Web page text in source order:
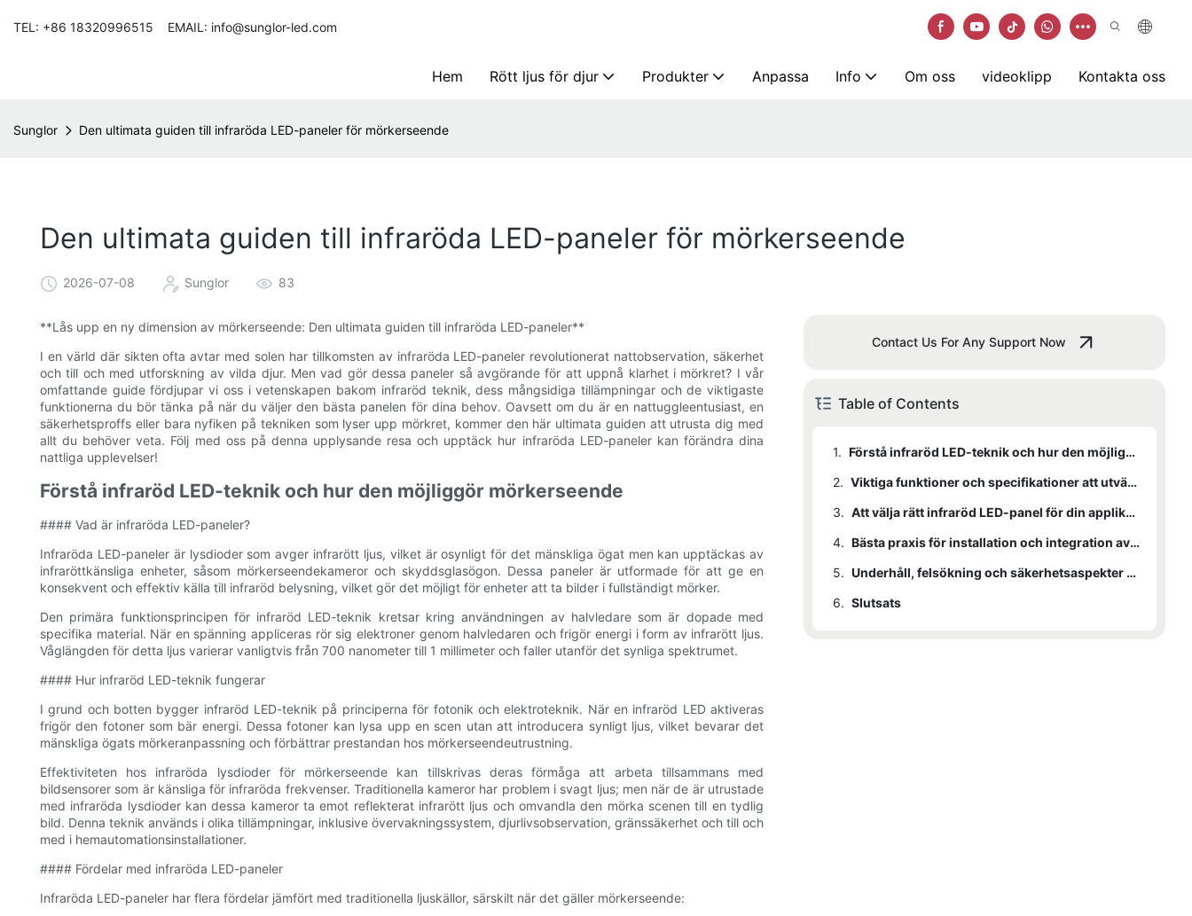
TEL: +86 18320996515 EMAIL: info@sunglor-led.com
Hem Rött ljus för djur Produkter Anpassa Info Om oss videoklipp Kontakta oss
Sunglor Den ultimata guiden till infraröda LED-paneler för mörkerseende
Den ultimata guiden till infraröda LED-paneler för mörkerseende
2026-07-08 Sunglor 83
**Lås upp en ny dimension av mörkerseende: Den ultimata guiden till infraröda LED-paneler**
I en värld där sikten ofta avtar med solen har tillkomsten av infraröda LED-paneler revolutionerat nattobservation, säkerhet
och till och med utforskning av vilda djur. Men vad gör dessa paneler så avgörande för att uppnå klarhet i mörkret? I vår
omfattande guide fördjupar vi oss i vetenskapen bakom infraröd teknik, dess mångsidiga tillämpningar och de viktigaste
funktionerna du bör tänka på när du väljer den bästa panelen för dina behov. Oavsett om du är en nattuggleentusiast, en
säkerhetsproffs eller bara nyfiken på tekniken som lyser upp mörkret, kommer den här ultimata guiden att utrusta dig med
allt du behöver veta. Följ med oss ​​på denna upplysande resa och upptäck hur infraröda LED-paneler kan förändra dina
nattliga upplevelser!
Förstå infraröd LED-teknik och hur den möjliggör mörkerseende
#### Vad är infraröda LED-paneler?
Infraröda LED-paneler är lysdioder som avger infrarött ljus, vilket är osynligt för det mänskliga ögat men kan upptäckas av
infraröttkänsliga enheter, såsom mörkerseendekameror och skyddsglasögon. Dessa paneler är utformade för att ge en
konsekvent och effektiv källa till infraröd belysning, vilket gör det möjligt för enheter att ta bilder i fullständigt mörker.
Den primära funktionsprincipen för infraröd LED-teknik kretsar kring användningen av halvledare som är dopade med
specifika material. När en spänning appliceras rör sig elektroner genom halvledaren och frigör energi i form av infrarött ljus.
Våglängden för detta ljus varierar vanligtvis från 700 nanometer till 1 millimeter och faller utanför det synliga spektrumet.
#### Hur infraröd LED-teknik fungerar
I grund och botten bygger infraröd LED-teknik på principerna för fotonik och elektroteknik. När en infraröd LED aktiveras
frigör den fotoner som bär energi. Dessa fotoner kan lysa upp en scen utan att introducera synligt ljus, vilket bevarar det
mänskliga ögats mörkeranpassning och förbättrar prestandan hos mörkerseendeutrustning.
Effektiviteten hos infraröda lysdioder för mörkerseende kan tillskrivas deras förmåga att arbeta tillsammans med
bildsensorer som är känsliga för infraröda frekvenser. Traditionella kameror har problem i svagt ljus; men när de är utrustade
med infraröda lysdioder kan dessa kameror ta emot reflekterat infrarött ljus och omvandla den mörka scenen till en tydlig
bild. Denna teknik används i olika tillämpningar, inklusive övervakningssystem, djurlivsobservation, gränssäkerhet och till och
med i hemautomationsinstallationer.
#### Fördelar med infraröda LED-paneler
Infraröda LED-paneler har flera fördelar jämfört med traditionella ljuskällor, särskilt när det gäller mörkerseende:
Contact Us For Any Support Now
Table of Contents
1.
Förstå infraröd LED-teknik och hur den möjliggör mörkerseende
2.
Viktiga funktioner och specifikationer att utvärdera i infraröda LED-paneler
3.
Att välja rätt infraröd LED-panel för din applikation och miljö
4.
Bästa praxis för installation och integration av infraröda LED-paneler med mörkerseendesystem
5.
Underhåll, felsökning och säkerhetsaspekter för långsiktig prestanda
6. Slutsats